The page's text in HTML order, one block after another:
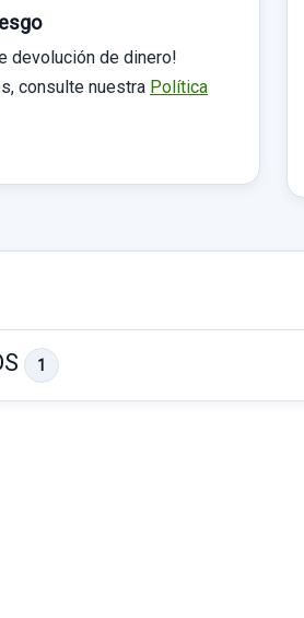
devolución de dinero!
consulte nuestra Política
1